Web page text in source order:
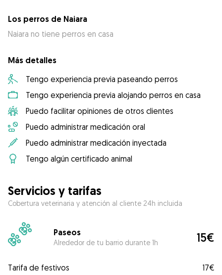
Los perros de Naiara
Naiara no tiene perros en casa
Más detalles
Tengo experiencia previa paseando perros
Tengo experiencia previa alojando perros en casa
Puedo facilitar opiniones de otros clientes
Puedo administrar medicación oral
Puedo administrar medicación inyectada
Tengo algún certificado animal
Servicios y tarifas
Cobertura veterinaria y atención al cliente 24h incluida
Paseos
Alrededor de tu barrio durante 1h 15€
Tarifa de festivos 17€